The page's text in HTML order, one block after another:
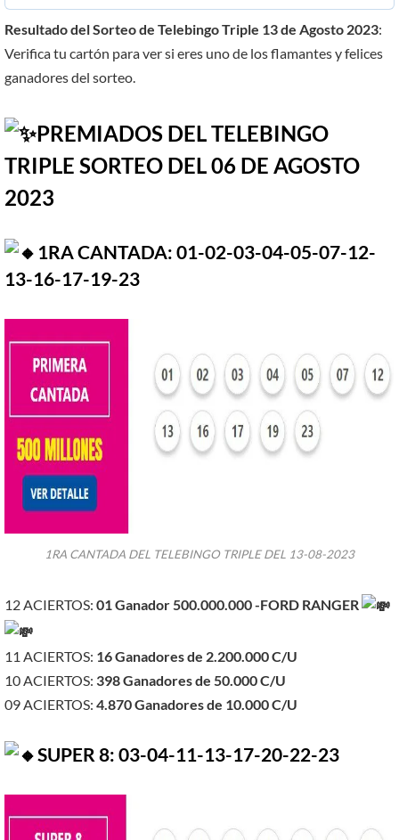
Resultado del Sorteo de Telebingo Triple 13 de Agosto 2023:
Verifica tu cartón para ver si eres uno de los flamantes y felices
ganadores del sorteo.
PREMIADOS DEL TELEBINGO
TRIPLE SORTEO DEL 06 DE AGOSTO
2023
1RA CANTADA: 01-02-03-04-05-07-12-
13-16-17-19-23
1RA CANTADA DEL TELEBINGO TRIPLE DEL 13-08-2023
12 ACIERTOS: 01 Ganador 500.000.000 -FORD RANGER
11 ACIERTOS: 16 Ganadores de 2.200.000C/U
10 ACIERTOS: 398 Ganadores de 50.000 C/U
09 ACIERTOS: 4.870 Ganadores de 10.000 C/U
SUPER 8: 03-04-11-13-17-20-22-23